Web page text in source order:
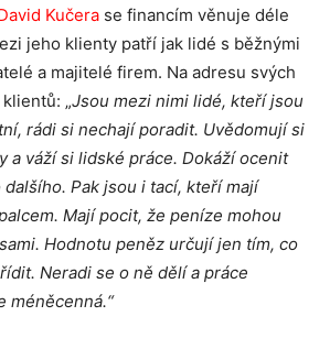
Kučera se financím věnuje déle
jeho klienty patří jak lidé s běžnými
a majitelé firem. Na adresu svých
„Jsou mezi nimi lidé, kteří jsou
rádi si nechají poradit. Uvědomují si
a váží si lidské práce. Dokáží ocenit
Pak jsou i tací, kteří mají
Mají pocit, že peníze mohou
Hodnotu peněz určují jen tím, co
Neradi se o ně dělí a práce
méněcenná.“